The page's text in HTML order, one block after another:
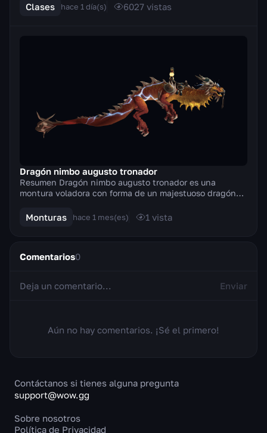
Clases hace 1 día(s) 6027 vistas
Dragón nimbo augusto tronador
Resumen Dragón nimbo augusto tronador es una
montura voladora con forma de un majestuoso dragón
constant...
Monturas hace 1 mes(es) 1 vista
Comentarios0
Enviar
Aún no hay comentarios. ¡Sé el primero!
Contáctanos si tienes alguna pregunta
support@wow.gg
Sobre nosotros
Política de Privacidad